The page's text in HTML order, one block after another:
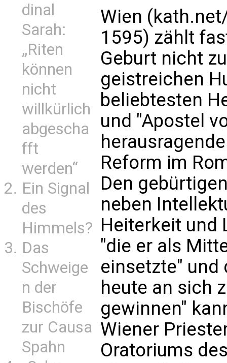
dinal
Sarah:
„Riten
können
nicht
willkürlich
abgescha
fft
werden“
Ein Signal
des
Himmels?
Das
Schweige
n der
Bischöfe
zur Causa
Spahn
Wien
1595) zählt
Geburt nicht
geistreichen
beliebtesten
und "Apostel
Reform im
Den
neben
Heiterkeit und
"die er als
einsetzte" und
heute an sich
gewinnen"
Wiener
Oratoriums